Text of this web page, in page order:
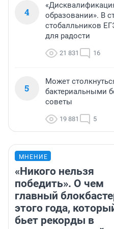
4
образовании». В
стобалльников
для радости
21 831 16
5
Может
бактериальными
советы
19 881 5
МНЕНИЕ
«Никого нельзя
победить». О чем
главный
этого года,
бьет рекорды в